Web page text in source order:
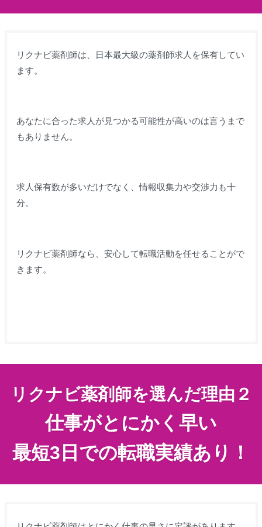
リクナビ薬剤師は、日本最大級の薬剤師求人を保有してい
ます。
あなたに合った求人が見つかる可能性が高いのは言うまで
もありません。
求人保有数が多いだけでなく、情報収集力や交渉力も十
分。
リクナビ薬剤師なら、安心して転職活動を任せることがで
きます。
リクナビ薬剤師を選んだ理由２
仕事がとにかく早い
最短3日での転職実績あり！